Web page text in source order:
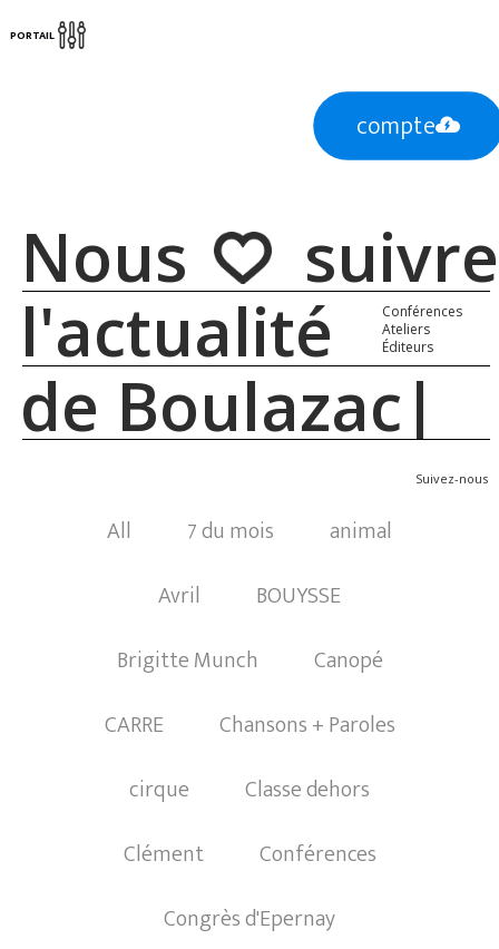
PORTAIL
compte
Nous suivre
l'actualité
de Boulazac
Conférences
Ateliers
Éditeurs
Suivez-nous
All 7 du mois
animal
Avril
BOUYSSE
Brigitte Munch
Canopé
CARRE
Chansons + Paroles
cirque
Classe dehors
Clément
Conférences
Congrès d'Epernay